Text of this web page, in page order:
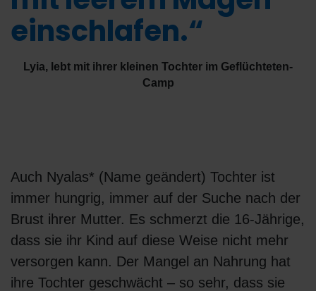
einschlafen.“
Lyia, lebt mit ihrer kleinen Tochter im Geflüchteten-
Camp
Auch Nyalas* (Name geändert) Tochter ist
immer hungrig, immer auf der Suche nach der
Brust ihrer Mutter. Es schmerzt die 16-Jährige,
dass sie ihr Kind auf diese Weise nicht mehr
versorgen kann. Der Mangel an Nahrung hat
ihre Tochter geschwächt – so sehr, dass sie